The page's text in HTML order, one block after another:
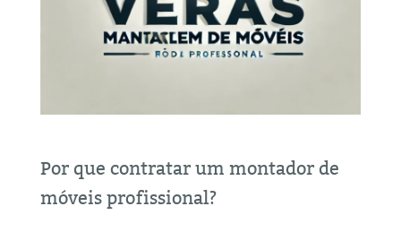
Por que contratar um montador de
móveis profissional?